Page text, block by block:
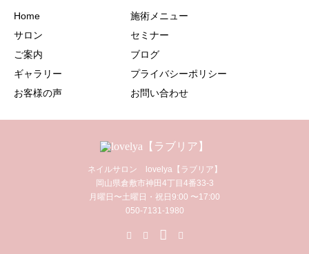
Home
サロン
ご案内
ギャラリー
お客様の声
施術メニュー
セミナー
ブログ
プライバシーポリシー
お問い合わせ
ネイルサロン lovelya【ラブリア】
岡山県倉敷市神田4丁目4番33-3
月曜日〜土曜日・祝日9:00 〜17:00
050-7131-1980